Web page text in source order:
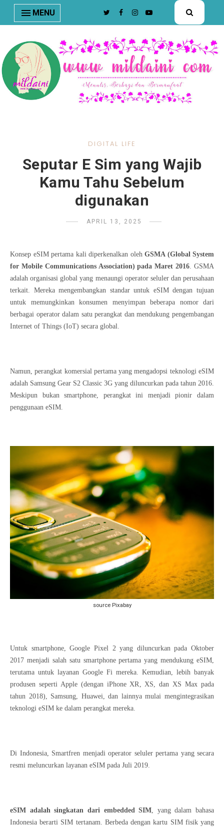
nav#menunav { border-bottom: 1px solid #e8e8e8; }
MENU
DIGITAL LIFE
Seputar E Sim yang Wajib
Kamu Tahu Sebelum
digunakan
APRIL 13, 2025
Konsep eSIM pertama kali diperkenalkan oleh GSMA (Global System
for Mobile Communications Association) pada Maret 2016. GSMA
adalah organisasi global yang menaungi operator seluler dan perusahaan
terkait. Mereka mengembangkan standar untuk eSIM dengan tujuan
untuk memungkinkan konsumen menyimpan beberapa nomor dari
berbagai operator dalam satu perangkat dan mendukung pengembangan
Internet of Things (IoT) secara global.
Namun, perangkat komersial pertama yang mengadopsi teknologi eSIM
adalah Samsung Gear S2 Classic 3G yang diluncurkan pada tahun 2016.
Meskipun bukan smartphone, perangkat ini menjadi pionir dalam
penggunaan eSIM.
source Pixabay
Untuk smartphone, Google Pixel 2 yang diluncurkan pada Oktober
2017 menjadi salah satu smartphone pertama yang mendukung eSIM,
terutama untuk layanan Google Fi mereka. Kemudian, lebih banyak
produsen seperti Apple (dengan iPhone XR, XS, dan XS Max pada
tahun 2018), Samsung, Huawei, dan lainnya mulai mengintegrasikan
teknologi eSIM ke dalam perangkat mereka.
Di Indonesia, Smartfren menjadi operator seluler pertama yang secara
resmi meluncurkan layanan eSIM pada Juli 2019.
eSIM adalah singkatan dari embedded SIM, yang dalam bahasa
Indonesia berarti SIM tertanam. Berbeda dengan kartu SIM fisik yang